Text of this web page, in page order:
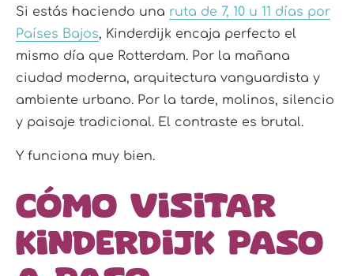
Si estás haciendo una ruta de 7, 10 u 11 días por
Países Bajos, Kinderdijk encaja perfecto el
mismo día que Rotterdam. Por la mañana
ciudad moderna, arquitectura vanguardista y
ambiente urbano. Por la tarde, molinos, silencio
y paisaje tradicional. El contraste es brutal.
Y funciona muy bien.
Cómo visitar
Kinderdijk paso